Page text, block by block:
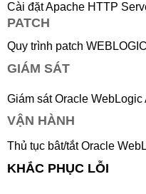
Cài đặt Apache HTTP
PATCH
Quy trình patch
GIÁM SÁT
Giám sát Oracle WebLogic
VẬN HÀNH
Thủ tục bât/tắt Oracle
KHẮC PHỤC LỖI